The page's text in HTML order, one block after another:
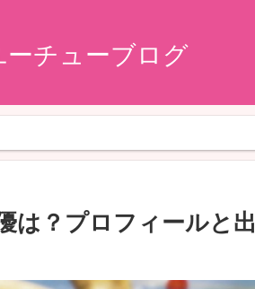
ーチューブログ
は？プロフィールと出